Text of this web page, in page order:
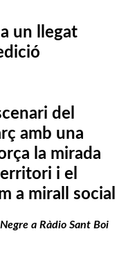
un llegat
del
amb una
la mirada
i el
a mirall social
a Ràdio Sant Boi